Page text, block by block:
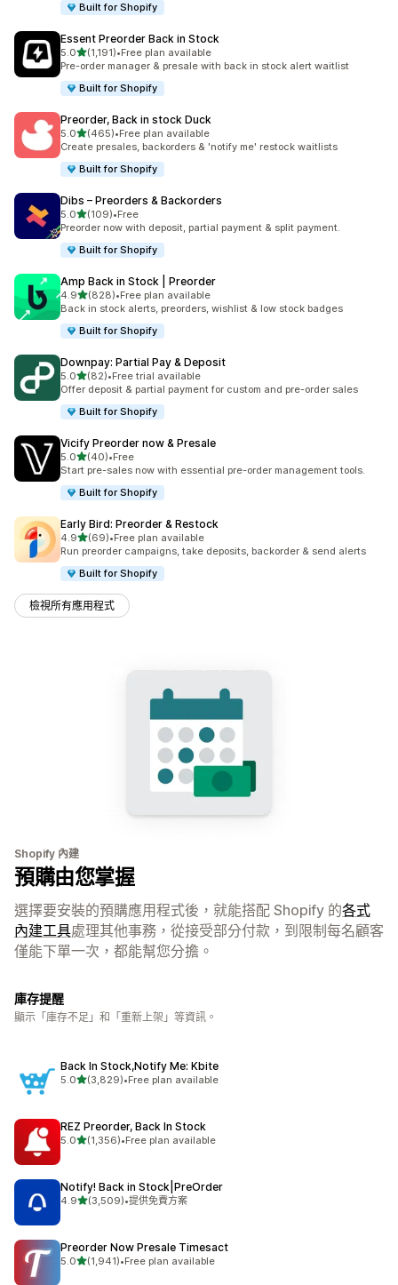
Built for Shopify
Essent Preorder Back in Stock
5.0滿分 5 顆星
(1,191)
共有 1191 則評價
•Free plan available
Pre-order manager & presale with back in stock alert waitlist
Built for Shopify
Preorder, Back in stock Duck
5.0滿分 5 顆星
(465)
共有 465 則評價
•Free plan available
Create presales, backorders & 'notify me' restock waitlists
Built for Shopify
Dibs – Preorders & Backorders
5.0滿分 5 顆星
(109)
共有 109 則評價
•Free
Preorder now with deposit, partial payment & split payment.
Built for Shopify
Amp Back in Stock | Preorder
4.9滿分 5 顆星
(828)
共有 828 則評價
•Free plan available
Back in stock alerts, preorders, wishlist & low stock badges
Built for Shopify
Downpay: Partial Pay & Deposit
5.0滿分 5 顆星
(82)
共有 82 則評價
•Free trial available
Offer deposit & partial payment for custom and pre-order sales
Built for Shopify
Vicify Preorder now & Presale
5.0滿分 5 顆星
(40)
共有 40 則評價
•Free
Start pre-sales now with essential pre-order management tools.
Built for Shopify
Early Bird: Preorder & Restock
4.9滿分 5 顆星
(69)
共有 69 則評價
•Free plan available
Run preorder campaigns, take deposits, backorder & send alerts
Built for Shopify
檢視所有應用程式
Shopify 內建
預購由您掌握
選擇要安裝的預購應用程式後，就能搭配 Shopify 的各式
內建工具處理其他事務，從接受部分付款，到限制每名顧客
僅能下單一次，都能幫您分擔。
庫存提醒
顯示「庫存不足」和「重新上架」等資訊。
Back In Stock,Notify Me: Kbite
5.0滿分 5 顆星
(3,829)
共有 3829 則評價
•Free plan available
REZ Preorder, Back In Stock
5.0滿分 5 顆星
(1,356)
共有 1356 則評價
•Free plan available
Notify! Back in Stock|PreOrder
4.9滿分 5 顆星
(3,509)
共有 3509 則評價
•提供免費方案
Preorder Now Presale Timesact
5.0滿分 5 顆星
(1,941)
共有 1941 則評價
•Free plan available